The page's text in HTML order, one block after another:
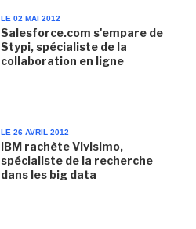
LE 02 MAI 2012
Salesforce.com s'empare de
Stypi, spécialiste de la
collaboration en ligne
LE 26 AVRIL 2012
IBM rachète Vivisimo,
spécialiste de la recherche
dans les big data